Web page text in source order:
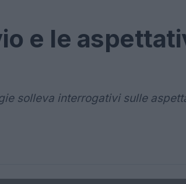
e le
solleva interrogativi sulle